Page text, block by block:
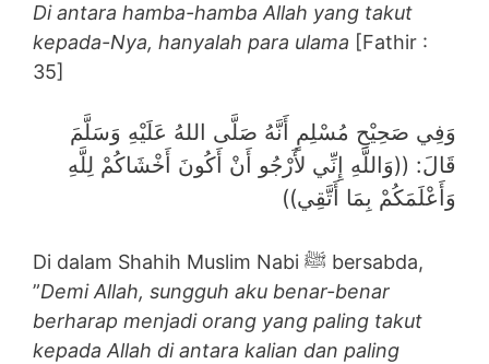
Di antara hamba-hamba Allah yang takut
kepada-Nya, hanyalah para ulama [Fathir :
35]
وَفِي صَحِيْحِ مُسْلِمٍ أَنَّهُ صَلَّى اللهُ عَلَيْهِ وَسَلَّمَ
قَالَ: ((وَاللَّهِ إِنِّي لأَرْجُو أَنْ أَكُونَ أَخْشَاكُمْ لِلَّهِ
وَأَعْلَمَكُمْ بِمَا أَتَّقِي))
Di dalam Shahih Muslim Nabi ﷺ bersabda,
”Demi Allah, sungguh aku benar-benar
berharap menjadi orang yang paling takut
kepada Allah di antara kalian dan paling